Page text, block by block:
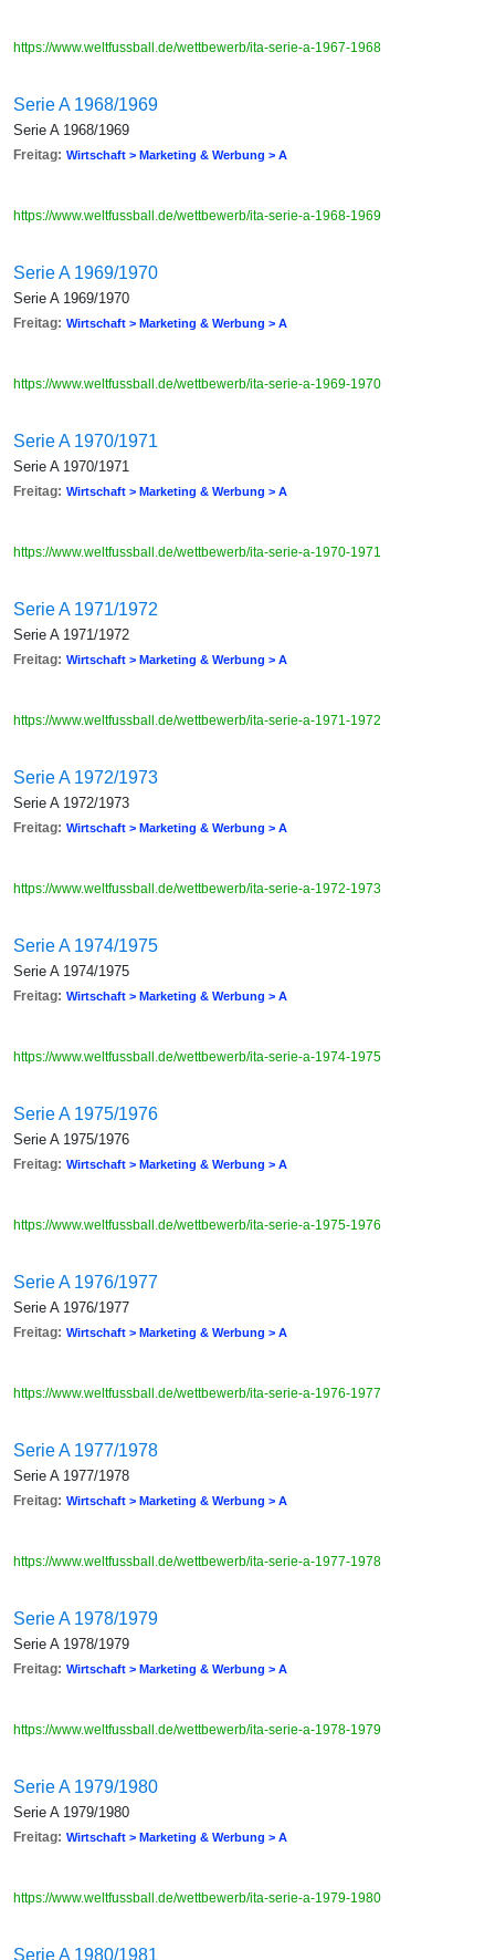
https://www.weltfussball.de/wettbewerb/ita-serie-a-1967-1968
Serie A 1968/1969
Serie A 1968/1969
Freitag: Wirtschaft > Marketing & Werbung > A
https://www.weltfussball.de/wettbewerb/ita-serie-a-1968-1969
Serie A 1969/1970
Serie A 1969/1970
Freitag: Wirtschaft > Marketing & Werbung > A
https://www.weltfussball.de/wettbewerb/ita-serie-a-1969-1970
Serie A 1970/1971
Serie A 1970/1971
Freitag: Wirtschaft > Marketing & Werbung > A
https://www.weltfussball.de/wettbewerb/ita-serie-a-1970-1971
Serie A 1971/1972
Serie A 1971/1972
Freitag: Wirtschaft > Marketing & Werbung > A
https://www.weltfussball.de/wettbewerb/ita-serie-a-1971-1972
Serie A 1972/1973
Serie A 1972/1973
Freitag: Wirtschaft > Marketing & Werbung > A
https://www.weltfussball.de/wettbewerb/ita-serie-a-1972-1973
Serie A 1974/1975
Serie A 1974/1975
Freitag: Wirtschaft > Marketing & Werbung > A
https://www.weltfussball.de/wettbewerb/ita-serie-a-1974-1975
Serie A 1975/1976
Serie A 1975/1976
Freitag: Wirtschaft > Marketing & Werbung > A
https://www.weltfussball.de/wettbewerb/ita-serie-a-1975-1976
Serie A 1976/1977
Serie A 1976/1977
Freitag: Wirtschaft > Marketing & Werbung > A
https://www.weltfussball.de/wettbewerb/ita-serie-a-1976-1977
Serie A 1977/1978
Serie A 1977/1978
Freitag: Wirtschaft > Marketing & Werbung > A
https://www.weltfussball.de/wettbewerb/ita-serie-a-1977-1978
Serie A 1978/1979
Serie A 1978/1979
Freitag: Wirtschaft > Marketing & Werbung > A
https://www.weltfussball.de/wettbewerb/ita-serie-a-1978-1979
Serie A 1979/1980
Serie A 1979/1980
Freitag: Wirtschaft > Marketing & Werbung > A
https://www.weltfussball.de/wettbewerb/ita-serie-a-1979-1980
Serie A 1980/1981